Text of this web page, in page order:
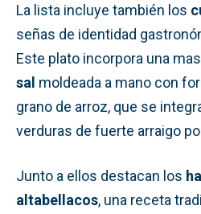
La lista incluye también los
señas de identidad
Este plato incorpora una
sal moldeada a mano con
grano de arroz, que se
verduras de fuerte arraigo
Junto a ellos destacan los
altabellacos, una receta